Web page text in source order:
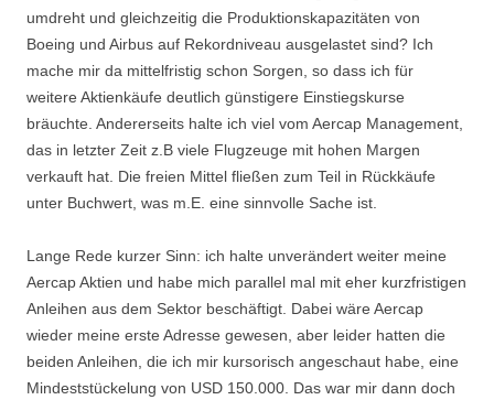
umdreht und gleichzeitig die Produktionskapazitäten von
Boeing und Airbus auf Rekordniveau ausgelastet sind? Ich
mache mir da mittelfristig schon Sorgen, so dass ich für
weitere Aktienkäufe deutlich günstigere Einstiegskurse
bräuchte. Andererseits halte ich viel vom Aercap Management,
das in letzter Zeit z.B viele Flugzeuge mit hohen Margen
verkauft hat. Die freien Mittel fließen zum Teil in Rückkäufe
unter Buchwert, was m.E. eine sinnvolle Sache ist.
Lange Rede kurzer Sinn: ich halte unverändert weiter meine
Aercap Aktien und habe mich parallel mal mit eher kurzfristigen
Anleihen aus dem Sektor beschäftigt. Dabei wäre Aercap
wieder meine erste Adresse gewesen, aber leider hatten die
beiden Anleihen, die ich mir kursorisch angeschaut habe, eine
Mindeststückelung von USD 150.000. Das war mir dann doch